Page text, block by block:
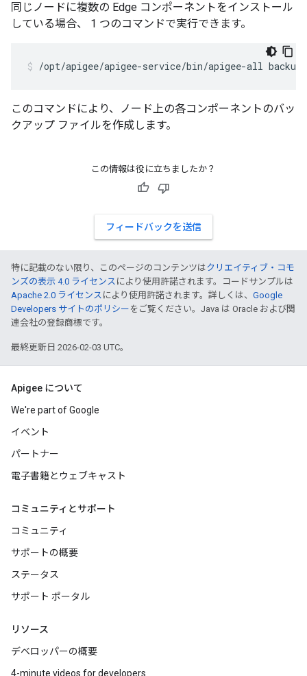
同じノードに複数の Edge コンポーネントをインストール
している場合、 1 つのコマンドで実行できます。
/opt/apigee/apigee-service/bin/apigee-all backup
このコマンドにより、ノード上の各コンポーネントのバッ
クアップ ファイルを作成します。
この情報は役に立ちましたか？
フィードバックを送信
特に記載のない限り、このページのコンテンツはクリエイティブ・コモ
ンズの表示 4.0 ライセンス により使用許諾されます。コードサンプルは
Apache 2.0 ライセンス により使用許諾されます。詳しくは、 Google
Developers サイトのポリシー をご覧ください。Java は Oracle および関
連会社の登録商標です。
最終更新日 2026-02-03 UTC。
Apigee について
We're part of Google
イベント
パートナー
電子書籍とウェブキャスト
コミュニティとサポート
コミュニティ
サポートの概要
ステータス
サポート ポータル
リソース
デベロッパーの概要
4-minute videos for developers